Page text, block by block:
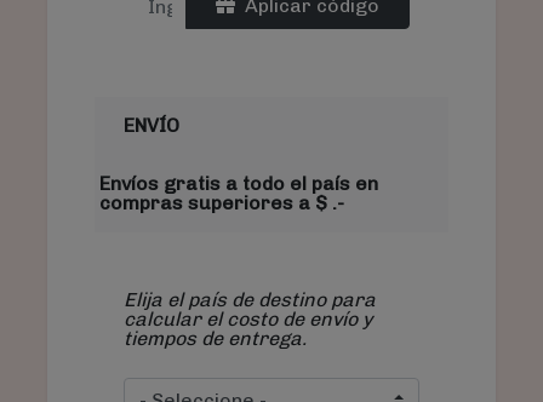
Aplicar código
ENVÍO
Envíos gratis a todo el país en
compras superiores a $ .-
Elija el país de destino para
calcular el costo de envío y
tiempos de entrega.